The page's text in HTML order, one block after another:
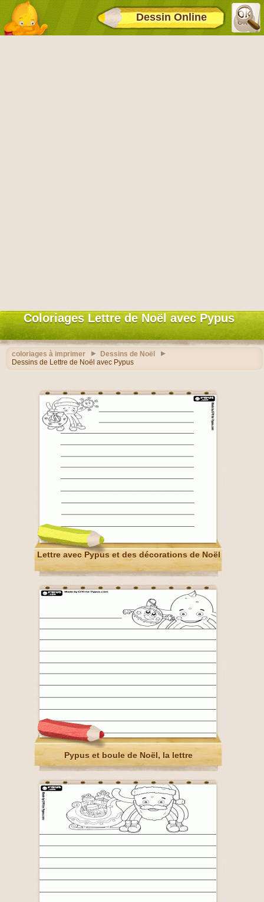
Dessin Online
Coloriages Lettre de Noël avec Pypus
coloriages à imprimer
Dessins de Noël
Dessins de Lettre de Noël avec Pypus
Lettre avec Pypus et des décorations de Noël
Pypus et boule de Noël, la lettre